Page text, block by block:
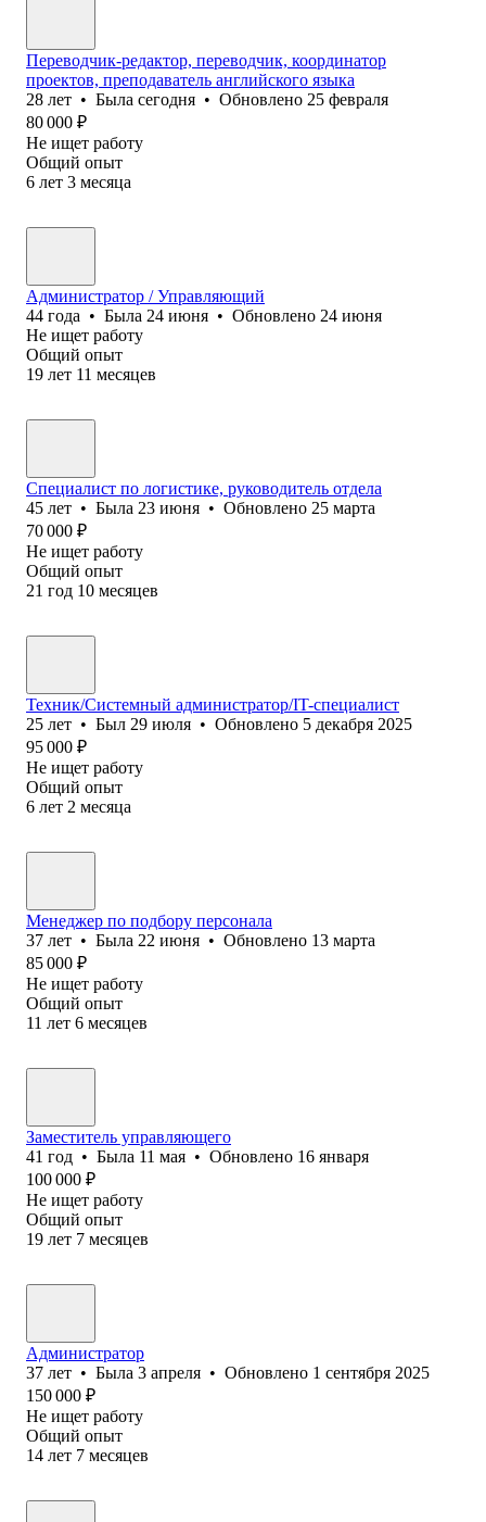
Переводчик-редактор, переводчик, координатор
проектов, преподаватель английского языка
28 лет • Была сегодня • Обновлено 25 февраля
80 000 ₽
Не ищет работу
Общий опыт
6 лет 3 месяца
Администратор / Управляющий
44 года • Была 24 июня • Обновлено 24 июня
Не ищет работу
Общий опыт
19 лет 11 месяцев
Специалист по логистике, руководитель отдела
45 лет • Была 23 июня • Обновлено 25 марта
70 000 ₽
Не ищет работу
Общий опыт
21 год 10 месяцев
Техник/Системный администратор/IT-специалист
25 лет • Был 29 июля • Обновлено 5 декабря 2025
95 000 ₽
Не ищет работу
Общий опыт
6 лет 2 месяца
Менеджер по подбору персонала
37 лет • Была 22 июня • Обновлено 13 марта
85 000 ₽
Не ищет работу
Общий опыт
11 лет 6 месяцев
Заместитель управляющего
41 год • Была 11 мая • Обновлено 16 января
100 000 ₽
Не ищет работу
Общий опыт
19 лет 7 месяцев
Администратор
37 лет • Была 3 апреля • Обновлено 1 сентября 2025
150 000 ₽
Не ищет работу
Общий опыт
14 лет 7 месяцев